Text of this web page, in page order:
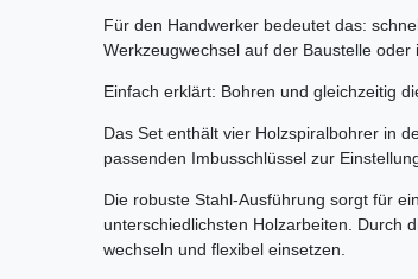
Für den Handwerker bedeutet das:
Werkzeugwechsel auf der Baustelle oder
Einfach erklärt: Bohren und gleichzeitig
Das Set enthält vier Holzspiralbohrer in
passenden Imbusschlüssel zur
Die robuste Stahl-Ausführung sorgt für
unterschiedlichsten Holzarbeiten. Durch
wechseln und flexibel einsetzen.